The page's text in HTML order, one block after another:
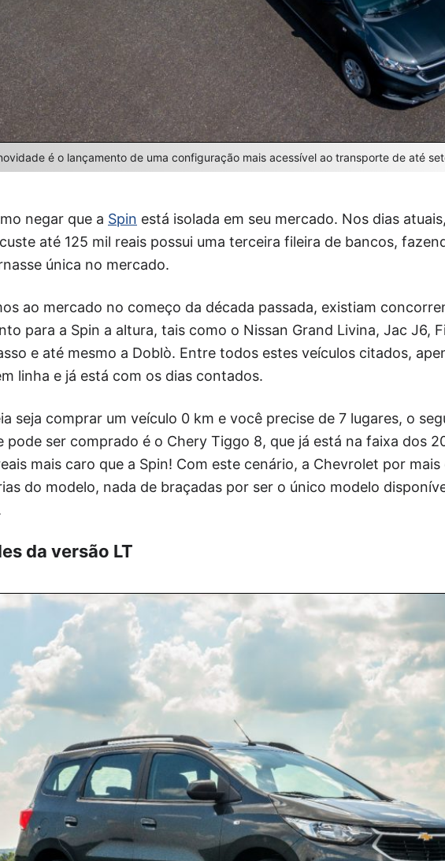
é o lançamento de uma configuração mais acessível ao transporte de até
negar que a Spin está isolada em seu mercado. Nos dias
até 125 mil reais possui uma terceira fileira de bancos,
única no mercado.
ao mercado no começo da década passada, existiam
para a Spin a altura, tais como o Nissan Grand Livina, Jac J6,
e até mesmo a Doblò. Entre todos estes veículos citados,
linha e já está com os dias contados.
seja comprar um veículo 0 km e você precise de 7 lugares, o
pode ser comprado é o Chery Tiggo 8, que já está na faixa dos
mais caro que a Spin! Com este cenário, a Chevrolet por
do modelo, nada de braçadas por ser o único modelo
da versão LT